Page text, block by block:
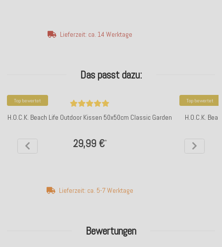
Bewertungen
Lieferzeit: ca. 14 Werktage
Das passt dazu:
Top bewertet
H.O.C.K. Beach Life Outdoor Kissen 50x50cm Classic Garden
29,99 €*
Lieferzeit: ca. 5-7 Werktage
Top bewertet
H.O.C.K.